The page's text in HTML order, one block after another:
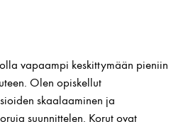
vapaampi keskittymään pieniin
Olen opiskellut
skaalaaminen ja
suunnittelen. Korut ovat